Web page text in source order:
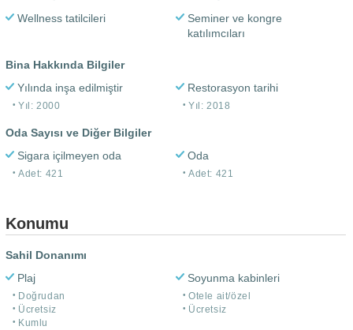
Wellness tatilcileri
Seminer ve kongre
katılımcıları
Bina Hakkında Bilgiler
Yılında inşa edilmiştir
Yıl: 2000
Restorasyon tarihi
Yıl: 2018
Oda Sayısı ve Diğer Bilgiler
Sigara içilmeyen oda
Adet: 421
Oda
Adet: 421
Konumu
Sahil Donanımı
Plaj
Doğrudan
Ücretsiz
Kumlu
Soyunma kabinleri
Otele ait/özel
Ücretsiz